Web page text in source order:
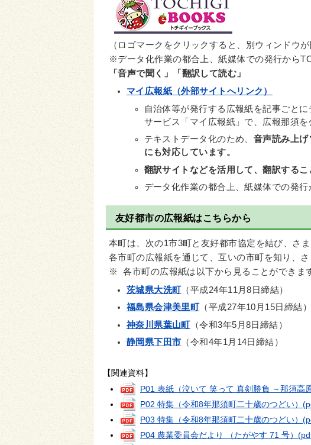
（ロゴマークをクリックすると、別ウィンドウが
※データ化作業の都合上、紙媒体での発行から
「音声で聞く」「翻訳して読む」
マイ広報紙（外部サイトへリンク）
自治体等が発行する広報紙を記事ごと
サービス「マイ広報紙」で、広報那須を
テキストデータ化のため、 音声読み上
にも対応しています。
翻訳サイトなどを活用して、翻訳するこ
データ化作業の都合上、紙媒体での発
友好都市の広報紙はこちらから
本町は、次の1市3町と友好都市協定を結び、さ
各市町の広報紙を通じて、互いの市町を知り、
※ 各市町の広報紙は以下から見ることができま
茨城県大洗町 （平成24年11月8日締結）
福島県会津美里町 （平成27年10月15日締結）
神奈川県葉山町（令和3年5月8日締結）
静岡県下田市 （令和4年1月14日締結）
【関連資料】
P01 表紙（泣いて 笑って 真剣勝負 ～那須高
P02 特集（令和8年那須町二十歳のつどい）
P03 特集（令和8年那須町二十歳のつどい）
P04 農業委員会だより （たがやす 71 号）